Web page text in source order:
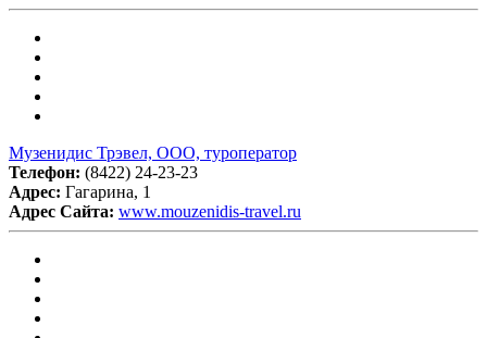
Музенидис Трэвел, ООО, туроператор
Телефон: (8422) 24-23-23
Адрес: Гагарина, 1
Адрес Сайта: www.mouzenidis-travel.ru